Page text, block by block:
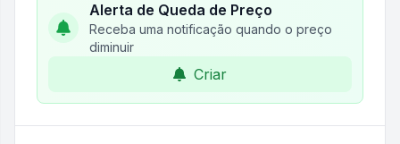
Alerta de Queda de Preço
Receba uma notificação quando o preço
diminuir
Criar